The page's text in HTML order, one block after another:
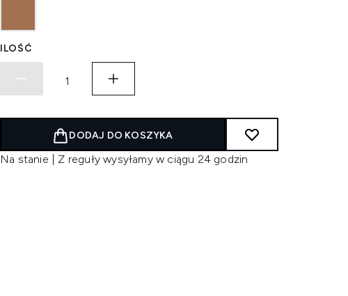
ILOŚĆ
DODAJ DO KOSZYKA
Na stanie | Z reguły wysyłamy w ciągu 24 godzin